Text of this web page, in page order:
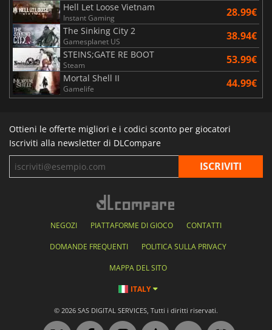
Hell Let Loose Vietnam
Instant Gaming 28.99€
The Sinking City 2
Gamesplanet US 38.94€
STEINS;GATE RE BOOT
Steam 53.99€
Mortal Shell II
Gamelife 44.99€
Ottieni le offerte migliori e i codici sconto per giocatori
Iscriviti alla newsletter di DLCompare
NEGOZI PIATTAFORME DI GIOCO CONTATTI
DOMANDE FREQUENTI POLITICA SULLA PRIVACY
MAPPA DEL SITO
ITALY
© 2026 SAS DIGITAL SERVICES, Tutti i diritti riservati.